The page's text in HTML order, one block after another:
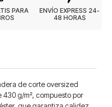
de corte oversized
g/m², compuesto por
PARA
ENVÍO EXPRESS 24-
48 HORAS